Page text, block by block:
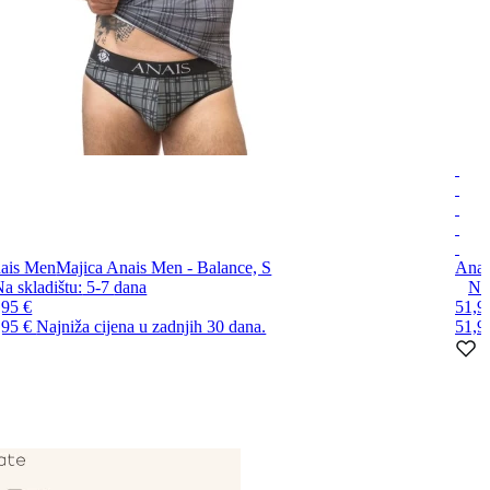
MenMajica Anais Men - Balance, S
skladištu: 5-7dana
€
€Najniža cijena u zadnjih 30 dana.